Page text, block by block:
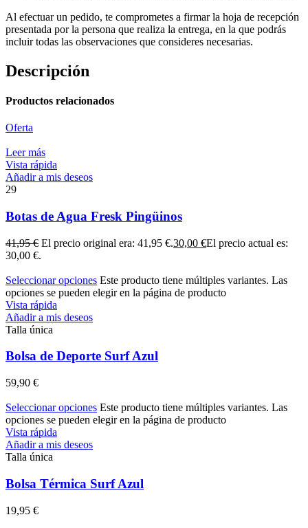
Al efectuar un pedido, te comprometes a firmar la hoja de recepción
presentada por la persona que realiza la entrega, en la que podrás
incluir todas las observaciones que consideres necesarias.
Descripción
Productos relacionados
Oferta
Leer más
Vista rápida
Añadir a mis deseos
29
Botas de Agua Fresk Pingüinos
41,95€ El precio original era: 41,95 €.30,00 €El precio actual es:
30,00 €.
Seleccionar opciones Este producto tiene múltiples variantes. Las
opciones se pueden elegir en la página de producto
Vista rápida
Añadir a mis deseos
Talla única
Bolsa de Deporte Surf Azul
59,90 €
Seleccionar opciones Este producto tiene múltiples variantes. Las
opciones se pueden elegir en la página de producto
Vista rápida
Añadir a mis deseos
Talla única
Bolsa Térmica Surf Azul
19,95 €